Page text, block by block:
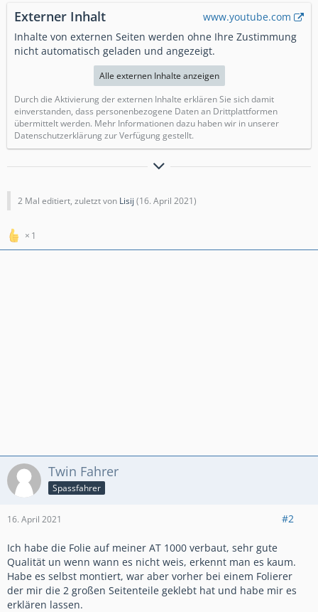
Externer Inhalt
www.youtube.com
Inhalte von externen Seiten werden ohne Ihre Zustimmung
nicht automatisch geladen und angezeigt.
Alle externen Inhalte anzeigen
Durch die Aktivierung der externen Inhalte erklären Sie sich damit
einverstanden, dass personenbezogene Daten an Drittplattformen
übermittelt werden. Mehr Informationen dazu haben wir in unserer
Datenschutzerklärung zur Verfügung gestellt.
Freundliche Grüße Lisij
Bleib wie du bist und sei immer ehrlich
2 Mal editiert, zuletzt von Lisij (16. April 2021)
1
Twin Fahrer
Spassfahrer
16. April 2021 #2
Ich habe die Folie auf meiner AT 1000 verbaut, sehr gute
Qualität un wenn wann es nicht weis, erkennt man es kaum.
Habe es selbst montiert, war aber vorher bei einem Folierer
der mir die 2 großen Seitenteile geklebt hat und habe mir es
erklären lassen.